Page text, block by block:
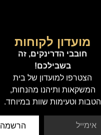
מועדון לקוחות
חובבי הדרינקים, זה
בשבילכם!
הצטרפו למועדון של בית
המשקאות ותיהנו מהנחות,
הטבות וטעימות שוות במיוחד.
הרשמה